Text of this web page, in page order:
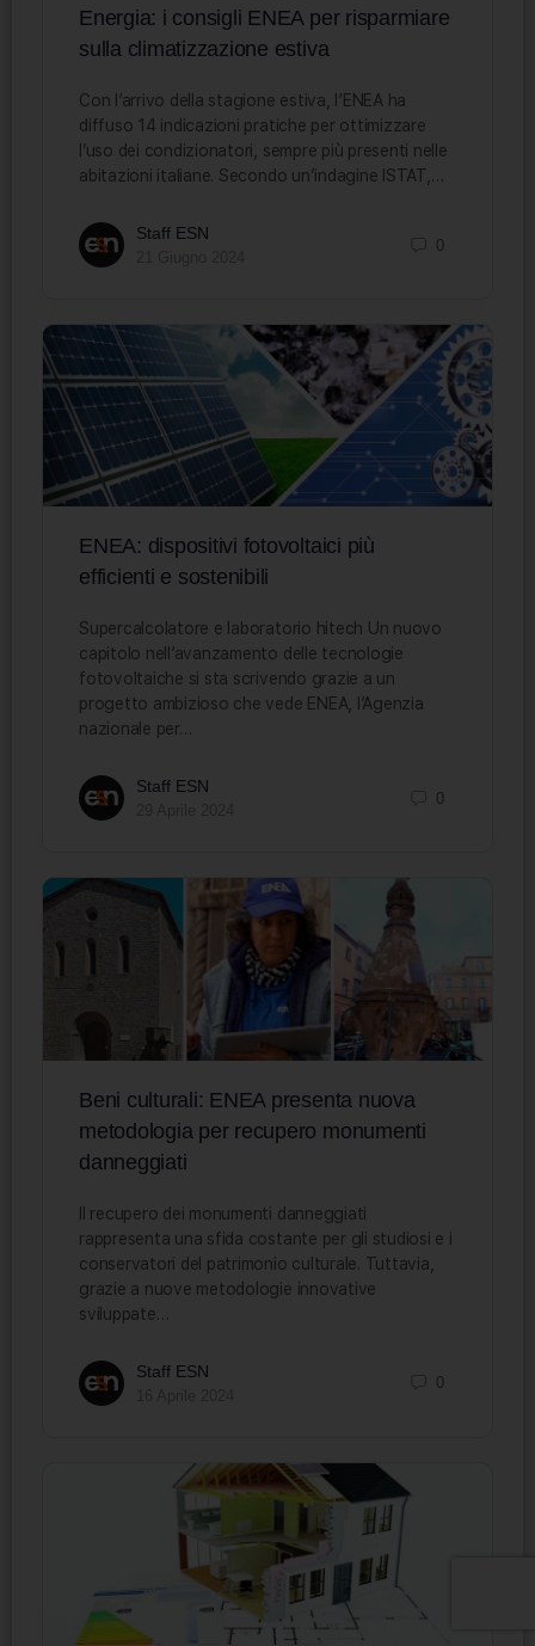
Energia: i consigli ENEA per risparmiare
sulla climatizzazione estiva
Con l’arrivo della stagione estiva, l’ENEA ha
diffuso 14 indicazioni pratiche per ottimizzare
l’uso dei condizionatori, sempre più presenti nelle
abitazioni italiane. Secondo un’indagine ISTAT,…
Staff ESN
0
ENEA: dispositivi fotovoltaici più
efficienti e sostenibili
Supercalcolatore e laboratorio hitech Un nuovo
capitolo nell’avanzamento delle tecnologie
fotovoltaiche si sta scrivendo grazie a un
progetto ambizioso che vede ENEA, l’Agenzia
nazionale per…
Staff ESN
0
Beni culturali: ENEA presenta nuova
metodologia per recupero monumenti
danneggiati
Il recupero dei monumenti danneggiati
rappresenta una sfida costante per gli studiosi e i
conservatori del patrimonio culturale. Tuttavia,
grazie a nuove metodologie innovative
sviluppate…
Staff ESN
0